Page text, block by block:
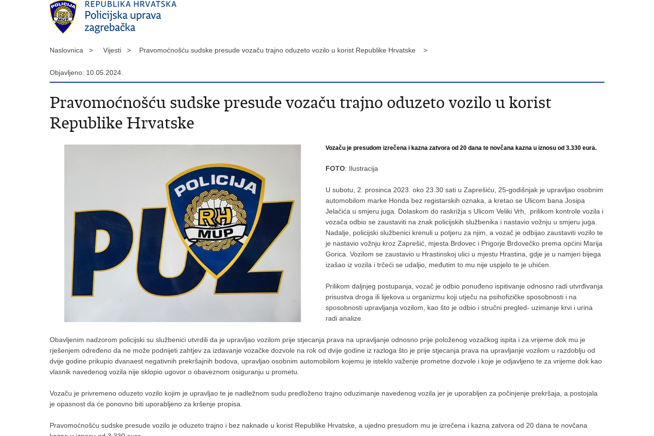
Naslovnica > Vijesti > Pravomoćnošću sudske presude vozaču trajno oduzeto vozilo u korist Republike Hrvatske >
Objavljeno: 10.05.2024.
Pravomoćnošću sudske presude vozaču trajno oduzeto vozilo u korist
Republike Hrvatske
Vozaču je presudom izrečena i kazna zatvora od 20 dana te novčana kazna u iznosu od 3.330 eura.
FOTO: Ilustracija
U subotu, 2. prosinca 2023. oko 23.30 sati u Zaprešiću, 25-godišnjak je upravljao osobnim
automobilom marke Honda bez registarskih oznaka, a kretao se Ulicom bana Josipa
Jelačića u smjeru juga. Dolaskom do raskrižja s Ulicom Veliki Vrh, prilikom kontrole vozila i
vozača odbio se zaustaviti na znak policijskih službenika i nastavio vožnju u smjeru juga.
Nadalje, policijski službenici krenuli u potjeru za njim, a vozač je odbijao zaustaviti vozilo te
je nastavio vožnju kroz Zaprešić, mjesta Brdovec i Prigorje Brdovečko prema općini Marija
Gorica. Vozilom se zaustavio u Hrastinskoj ulici u mjestu Hrastina, gdje je u namjeri bijega
izašao iz vozila i trčeći se udaljio, međutim to mu nije uspjelo te je uhićen.
Prilikom daljnjeg postupanja, vozač je odbio ponuđeno ispitivanje odnosno radi utvrđivanja
prisustva droga ili lijekova u organizmu koji utječu na psihofizičke sposobnosti i na
sposobnosti upravljanja vozilom, kao što je odbio i stručni pregled- uzimanje krvi i urina
radi analize.
Obavljenim nadzorom policijski su službenici utvrdili da je upravljao vozilom prije stjecanja prava na upravljanje odnosno prije položenog vozačkog ispita i za vrijeme dok mu je
rješenjem određeno da ne može podnijeti zahtjev za izdavanje vozačke dozvole na rok od dvije godine iz razloga što je prije stjecanja prava na upravljanje vozilom u razdoblju od
dvije godine prikupio dvanaest negativnih prekršajnih bodova, upravljao osobnim automobilom kojemu je isteklo važenje prometne dozvole i koje je odjavljeno te za vrijeme dok kao
vlasnik navedenog vozila nije sklopio ugovor o obaveznom osiguranju u prometu.
Vozaču je privremeno oduzeto vozilo kojim je upravljao te je nadležnom sudu predloženo trajno oduzimanje navedenog vozila jer je uporabljen za počinjenje prekršaja, a postojala
je opasnost da će ponovno biti uporabljeno za kršenje propisa.
Pravomoćnošću sudske presude vozilo je oduzeto trajno i bez naknade u korist Republike Hrvatske, a ujedno presudom mu je izrečena i kazna zatvora od 20 dana te novčana